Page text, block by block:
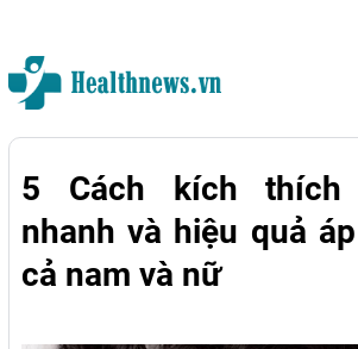
5 Cách kích
nhanh và hiệu quả
cả nam và nữ